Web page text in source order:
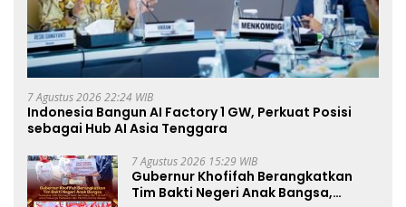
7 Agustus 2026 22:24 WIB
Indonesia Bangun AI Factory 1 GW, Perkuat Posisi
sebagai Hub AI Asia Tenggara
7 Agustus 2026 15:29 WIB
Gubernur Khofifah Berangkatkan
Tim Bakti Negeri Anak Bangsa,